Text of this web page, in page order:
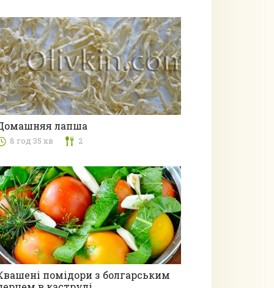
Другі страви
лапша
8 год 35 хв 2
помідори з болгарським